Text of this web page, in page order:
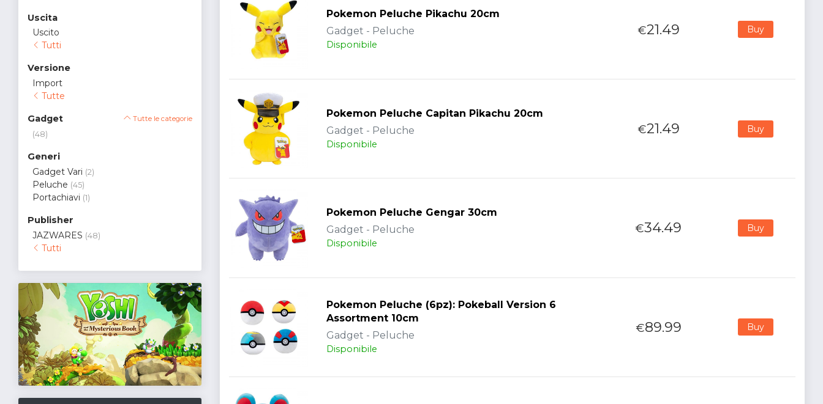
Uscita
Uscito
Tutti
Versione
Import
Tutte
Gadget Tutte le categorie
(48)
Generi
Gadget Vari (2)
Peluche (45)
Portachiavi (1)
Publisher
JAZWARES (48)
Tutti
Pokemon Peluche Pikachu 20cm
Gadget - Peluche
Disponibile
€21.49 Buy
Pokemon Peluche Capitan Pikachu 20cm
Gadget - Peluche
Disponibile
€21.49 Buy
Pokemon Peluche Gengar 30cm
Gadget - Peluche
Disponibile
€34.49 Buy
Pokemon Peluche (6pz): Pokeball Version 6
Assortment 10cm
Gadget - Peluche
Disponibile
€89.99 Buy